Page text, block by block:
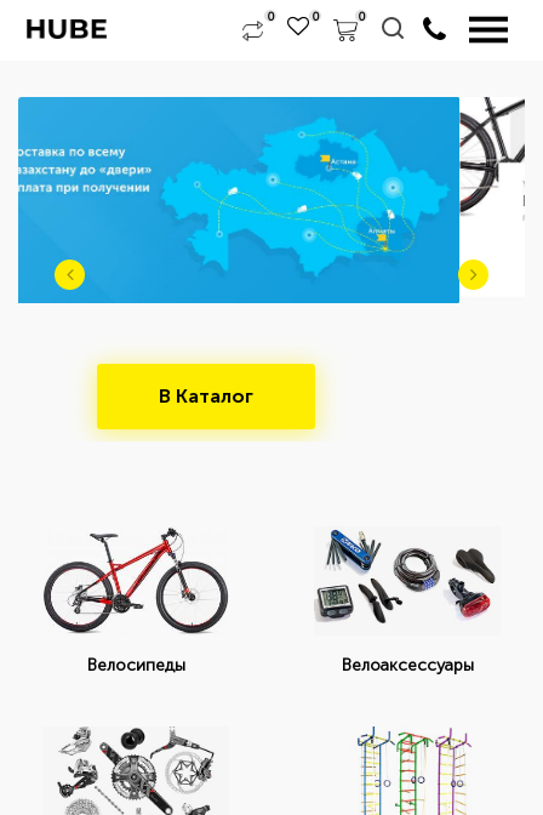
0 0 0
Выбрать
Велосипеды Велоаксессуары